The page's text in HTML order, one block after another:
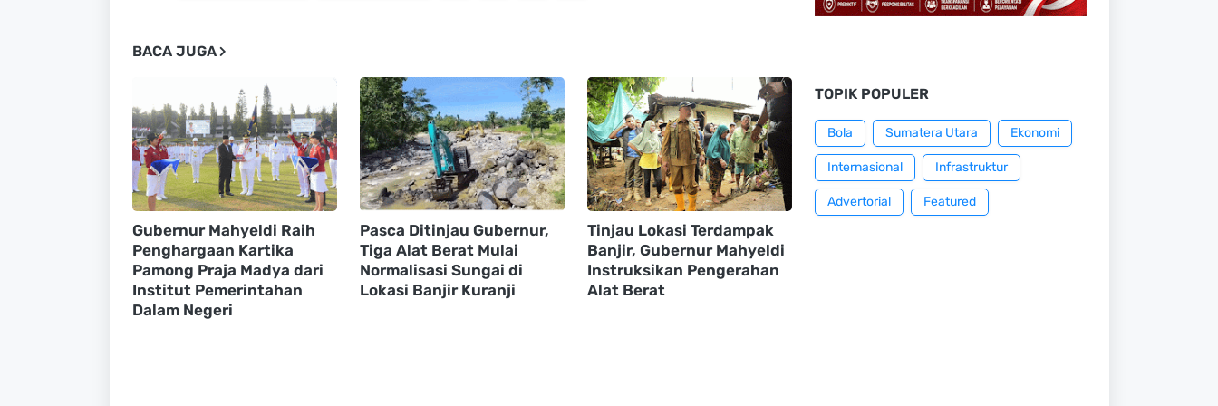
BACA JUGA
Gubernur Mahyeldi Raih
Penghargaan Kartika
Pamong Praja Madya dari
Institut Pemerintahan
Dalam Negeri
Pasca Ditinjau Gubernur,
Tiga Alat Berat Mulai
Normalisasi Sungai di
Lokasi Banjir Kuranji
Tinjau Lokasi Terdampak
Banjir, Gubernur Mahyeldi
Instruksikan Pengerahan
Alat Berat
TOPIK POPULER
Bola Sumatera Utara Ekonomi
Internasional Infrastruktur
Advertorial Featured